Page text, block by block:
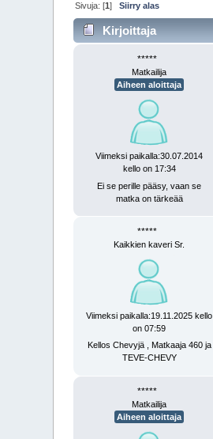
Sivuja: [1]Siirry alas
Kirjoittaja
*****
Matkailija
Aiheen aloittaja
Viimeksi paikalla:30.07.2014
kello on 17:34
Ei se perille pääsy, vaan se
matka on tärkeää
*****
Kaikkien kaveri Sr.
Viimeksi paikalla:19.11.2025 kello
on 07:59
Kellos Chevyjä , Matkaaja 460 ja
TEVE-CHEVY
*****
Matkailija
Aiheen aloittaja